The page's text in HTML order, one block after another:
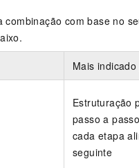
com base no
Mais indicado
Estruturação
passo a
cada etapa
seguinte